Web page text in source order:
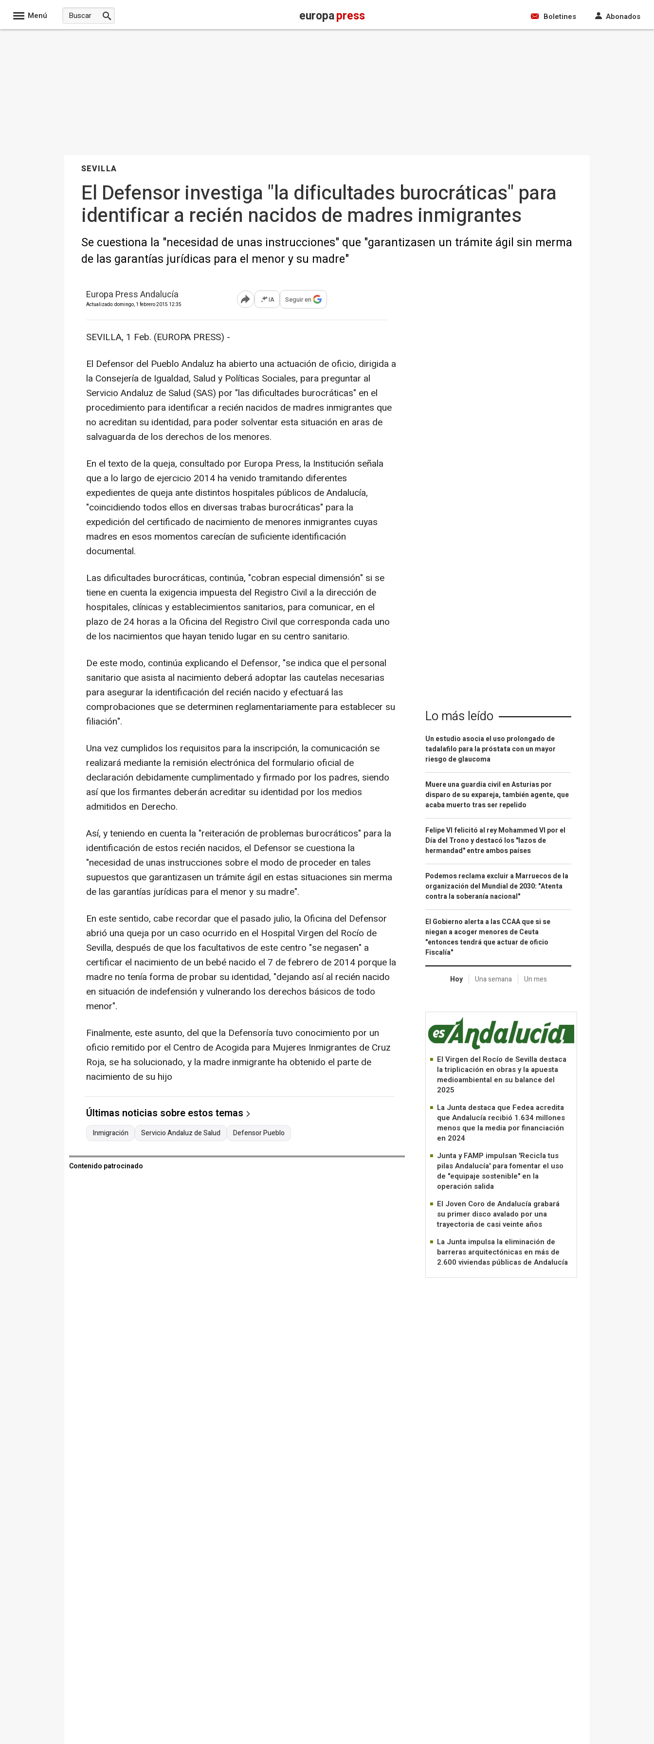
Menú europapress Boletines Abonados
SEVILLA
El Defensor investiga "la dificultades burocráticas" para
identificar a recién nacidos de madres inmigrantes
Se cuestiona la "necesidad de unas instrucciones" que "garantizasen un trámite ágil sin merma
de las garantías jurídicas para el menor y su madre"
Europa Press Andalucía
Actualizado: domingo, 1 febrero 2015 12:35 Abrir opciones para compartir
IA Seguir en
SEVILLA, 1 Feb. (EUROPA PRESS) -
El Defensor del Pueblo Andaluz ha abierto una actuación de oficio, dirigida a
la Consejería de Igualdad, Salud y Políticas Sociales, para preguntar al
Servicio Andaluz de Salud (SAS) por "las dificultades burocráticas" en el
procedimiento para identificar a recién nacidos de madres inmigrantes que
no acreditan su identidad, para poder solventar esta situación en aras de
salvaguarda de los derechos de los menores.
En el texto de la queja, consultado por Europa Press, la Institución señala
que a lo largo de ejercicio 2014 ha venido tramitando diferentes
expedientes de queja ante distintos hospitales públicos de Andalucía,
"coincidiendo todos ellos en diversas trabas burocráticas" para la
expedición del certificado de nacimiento de menores inmigrantes cuyas
madres en esos momentos carecían de suficiente identificación
documental.
Las dificultades burocráticas, continúa, "cobran especial dimensión" si se
tiene en cuenta la exigencia impuesta del Registro Civil a la dirección de
hospitales, clínicas y establecimientos sanitarios, para comunicar, en el
plazo de 24 horas a la Oficina del Registro Civil que corresponda cada uno
de los nacimientos que hayan tenido lugar en su centro sanitario.
De este modo, continúa explicando el Defensor, "se indica que el personal
sanitario que asista al nacimiento deberá adoptar las cautelas necesarias
para asegurar la identificación del recién nacido y efectuará las
comprobaciones que se determinen reglamentariamente para establecer su
filiación".
Una vez cumplidos los requisitos para la inscripción, la comunicación se
realizará mediante la remisión electrónica del formulario oficial de
declaración debidamente cumplimentado y firmado por los padres, siendo
así que los firmantes deberán acreditar su identidad por los medios
admitidos en Derecho.
Así, y teniendo en cuenta la "reiteración de problemas burocráticos" para la
identificación de estos recién nacidos, el Defensor se cuestiona la
"necesidad de unas instrucciones sobre el modo de proceder en tales
supuestos que garantizasen un trámite ágil en estas situaciones sin merma
de las garantías jurídicas para el menor y su madre".
En este sentido, cabe recordar que el pasado julio, la Oficina del Defensor
abrió una queja por un caso ocurrido en el Hospital Virgen del Rocío de
Sevilla, después de que los facultativos de este centro "se negasen" a
certificar el nacimiento de un bebé nacido el 7 de febrero de 2014 porque la
madre no tenía forma de probar su identidad, "dejando así al recién nacido
en situación de indefensión y vulnerando los derechos básicos de todo
menor".
Finalmente, este asunto, del que la Defensoría tuvo conocimiento por un
oficio remitido por el Centro de Acogida para Mujeres Inmigrantes de Cruz
Roja, se ha solucionado, y la madre inmigrante ha obtenido el parte de
nacimiento de su hijo
Últimas noticias sobre estos temas
Inmigración Servicio Andaluz de Salud Defensor Pueblo
Contenido patrocinado
Lo más leído
Un estudio asocia el uso prolongado de
tadalafilo para la próstata con un mayor
riesgo de glaucoma
Muere una guardia civil en Asturias por
disparo de su expareja, también agente, que
acaba muerto tras ser repelido
Felipe VI felicitó al rey Mohammed VI por el
Día del Trono y destacó los "lazos de
hermandad" entre ambos países
Podemos reclama excluir a Marruecos de la
organización del Mundial de 2030: "Atenta
contra la soberanía nacional"
El Gobierno alerta a las CCAA que si se
niegan a acoger menores de Ceuta
"entonces tendrá que actuar de oficio
Fiscalía"
Hoy Una semana Un mes
El Virgen del Rocío de Sevilla destaca
la triplicación en obras y la apuesta
medioambiental en su balance del
2025
La Junta destaca que Fedea acredita
que Andalucía recibió 1.634 millones
menos que la media por financiación
en 2024
Junta y FAMP impulsan 'Recicla tus
pilas Andalucía' para fomentar el uso
de "equipaje sostenible" en la
operación salida
El Joven Coro de Andalucía grabará
su primer disco avalado por una
trayectoria de casi veinte años
La Junta impulsa la eliminación de
barreras arquitectónicas en más de
2.600 viviendas públicas de Andalucía